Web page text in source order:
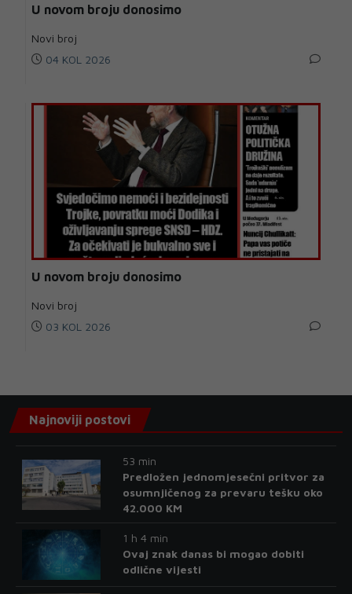
U novom broju donosimo
Novi broj
04 KOL 2026
U novom broju donosimo
Novi broj
03 KOL 2026
Najnoviji postovi
53 min
Predložen jednomjesečni pritvor za
osumnjičenog za prevaru tešku oko
42.000 KM
1 h 4 min
Ovaj znak danas bi mogao dobiti
odlične vijesti